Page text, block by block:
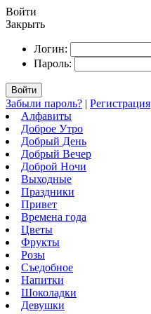
Войти
Закрыть
Логин:
Пароль:
Войти
Забыли пароль? | Регистрация
Алфавиты
Доброе Утро
Добрый День
Добрый Вечер
Доброй Ночи
Выходные
Праздники
Привет
Времена года
Цветы
Фрукты
Розы
Съедобное
Напитки
Шоколадки
Девушки